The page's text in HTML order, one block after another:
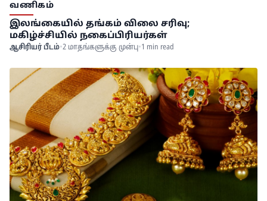
வணிகம்
இலங்கையில் தங்கம் விலை சரிவு;
மகிழ்ச்சியில் நகைப்பிரியர்கள்
ஆசிரியர் பீடம்•2 மாதங்களுக்கு முன்பு•1 min read